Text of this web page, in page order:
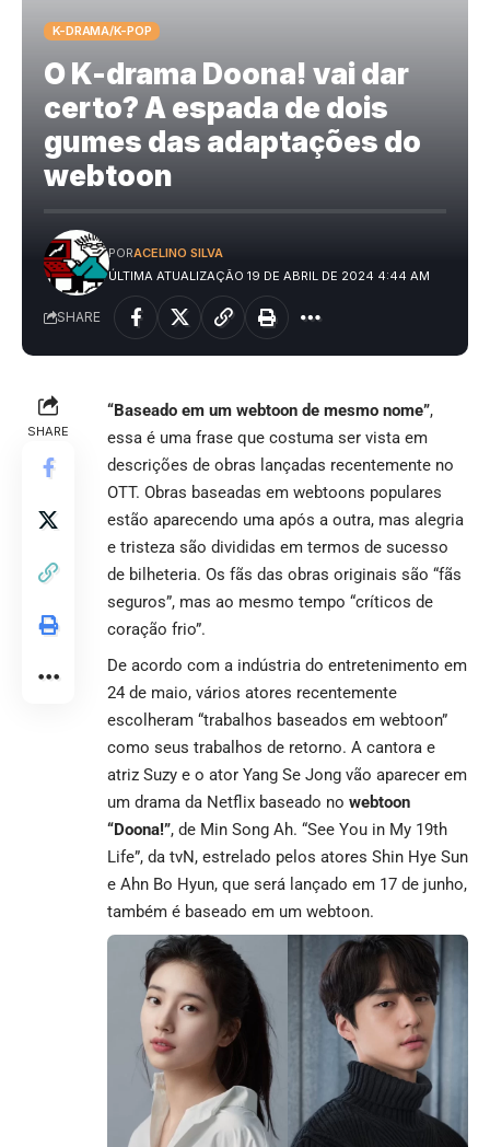
K-DRAMA/K-POP
O K-drama Doona! vai dar
certo? A espada de dois
gumes das adaptações do
webtoon
ÚLTIMA ATUALIZAÇÃO 19 DE ABRIL DE 2024 4:44 AM
PORACELINO SILVA
SHARE
SHARE
“Baseado em um webtoon de mesmo nome”,
essa é uma frase que costuma ser vista em
descrições de obras lançadas recentemente no
OTT. Obras baseadas em webtoons populares
estão aparecendo uma após a outra, mas alegria
e tristeza são divididas em termos de sucesso
de bilheteria. Os fãs das obras originais são “fãs
seguros”, mas ao mesmo tempo “críticos de
coração frio”.
De acordo com a indústria do entretenimento em
24 de maio, vários atores recentemente
escolheram “trabalhos baseados em webtoon”
como seus trabalhos de retorno. A cantora e
atriz Suzy e o ator Yang Se Jong vão aparecer em
um drama da Netflix baseado no webtoon
“Doona!”, de Min Song Ah. “See You in My 19th
Life”, da tvN, estrelado pelos atores Shin Hye Sun
e Ahn Bo Hyun, que será lançado em 17 de junho,
também é baseado em um webtoon.